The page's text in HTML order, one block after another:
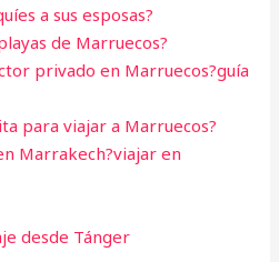
a sus esposas?
de Marruecos?
privado en Marruecos?guía
para viajar a Marruecos?
Marrakech?viajar en
desde Tánger